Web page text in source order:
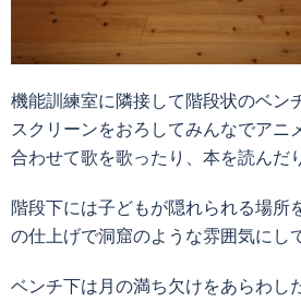
機能訓練室に隣接して階段状のベン
スクリーンをおろしてみんなでアニ
合わせて歌を歌ったり、本を読んだ
階段下には子どもが隠れられる場所
の仕上げで洞窟のような雰囲気にし
ベンチ下は月の満ち欠けをあらわし